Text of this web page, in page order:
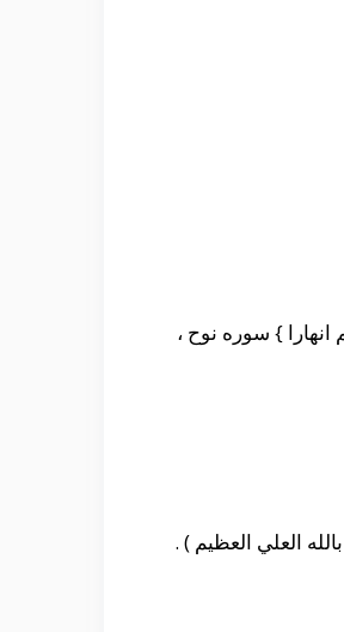
} سوره نوح ،
العلي العظيم ) .